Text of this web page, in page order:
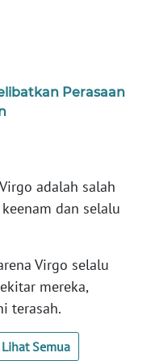
Perasaan
adalah salah
dan selalu
Virgo selalu
mereka,
terasah.
Lihat Semua